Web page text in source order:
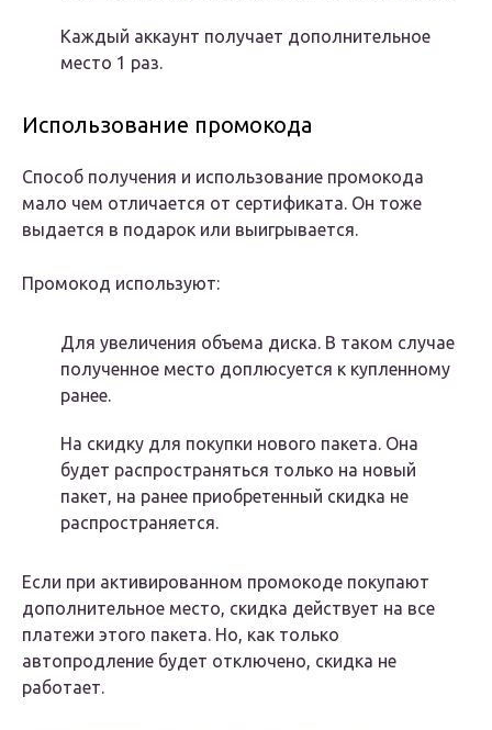
Каждый аккаунт получает дополнительное
место 1 раз.
Использование промокода
Способ получения и использование промокода
мало чем отличается от сертификата. Он тоже
выдается в подарок или выигрывается.
Промокод используют:
Для увеличения объема диска. В таком случае
полученное место доплюсуется к купленному
ранее.
На скидку для покупки нового пакета. Она
будет распространяться только на новый
пакет, на ранее приобретенный скидка не
распространяется.
Если при активированном промокоде покупают
дополнительное место, скидка действует на все
платежи этого пакета. Но, как только
автопродление будет отключено, скидка не
работает.